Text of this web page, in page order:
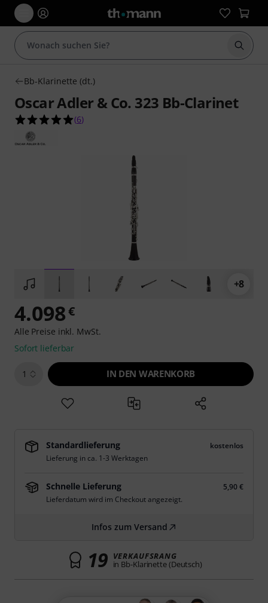
Suche
Bb-Klarinette (dt.)
Oscar Adler & Co. 323 Bb-Clarinet
5.0 von 5 Sternen aus 6 Kundenbewertungen
(6)
+8
4.098€
Alle Preise inkl. MwSt.
Sofort lieferbar
1 IN DEN WARENKORB
Standardlieferung
kostenlos
Lieferung in ca. 1-3 Werktagen
Schnelle Lieferung
5,90 €
Lieferdatum wird im Checkout angezeigt.
Infos zum Versand
19 VERKAUFSRANG
in Bb-Klarinette (Deutsch)